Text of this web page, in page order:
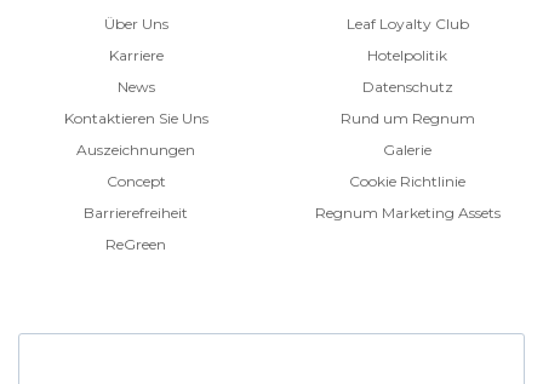
Über Uns
Karriere
News
Kontaktieren Sie Uns
Auszeichnungen
Concept
Barrierefreiheit
ReGreen
Leaf Loyalty Club
Hotelpolitik
Datenschutz
Rund um Regnum
Galerie
Cookie Richtlinie
Regnum Marketing Assets